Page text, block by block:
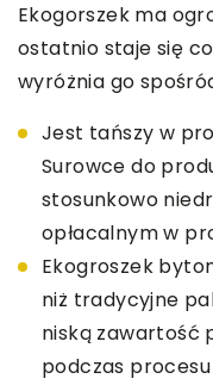
Ekogorszek ma
ostatnio staje się
wyróżnia go
Jest tańszy w
Surowce do
stosunkowo
opłacalnym w
Ekogroszek
niż tradycyjne
niską zawartość
podczas